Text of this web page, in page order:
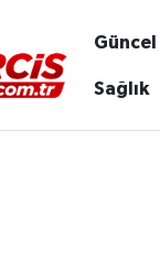
Güncel
Sağlık